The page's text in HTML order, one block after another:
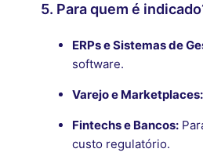
5. Para quem é
ERPs e Sistemas de
software.
Varejo e Marketplaces:
Fintechs e Bancos:
custo regulatório.